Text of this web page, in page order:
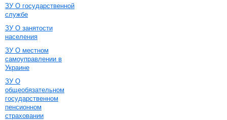
ЗУ О государственной
службе
ЗУ О занятости
населения
ЗУ О местном
самоуправлении в
Украине
ЗУ О
общеобязательном
государственном
пенсионном
страховании